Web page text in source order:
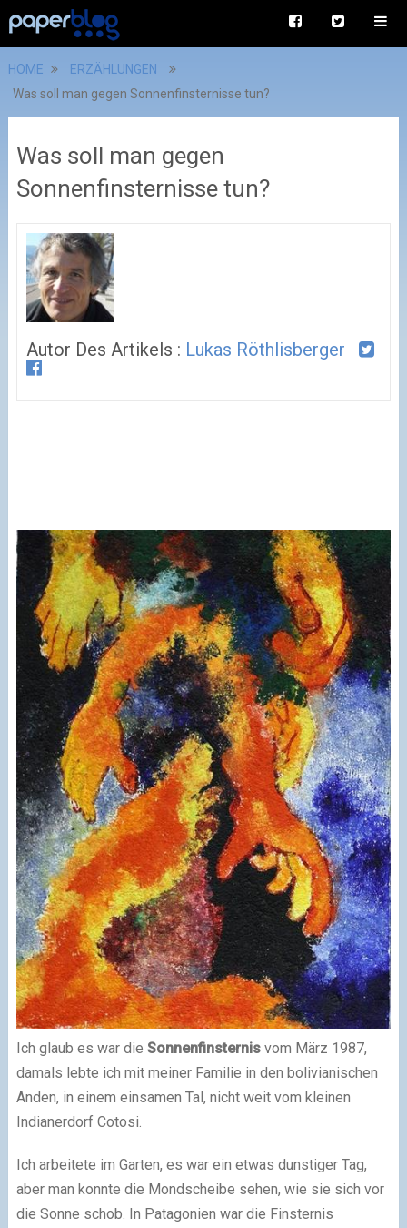
HOME
ERZÄHLUNGEN
Was soll man gegen Sonnenfinsternisse tun?
Was soll man gegen
Sonnenfinsternisse tun?
Autor Des Artikels : Lukas Röthlisberger
Ich glaub es war die Sonnenfinsternisvom März 1987,
damals lebte ich mit meiner Familie in den bolivianischen
Anden, in einem einsamen Tal, nicht weit vom kleinen
Indianerdorf Cotosi.
Ich arbeitete im Garten, es war ein etwas dunstiger Tag,
aber man konnte die Mondscheibe sehen, wie sie sich vor
die Sonne schob. In Patagonien war die Finsternis